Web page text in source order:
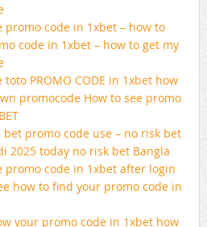
promo code in 1xbet – how to
code in 1xbet – how to get my
toto PROMO CODE in 1xbet how
promocode How to see promo
bet promo code use – no risk bet
2025 today no risk bet Bangla
promo code in 1xbet after login
how to find your promo code in
your promo code in 1xbet how